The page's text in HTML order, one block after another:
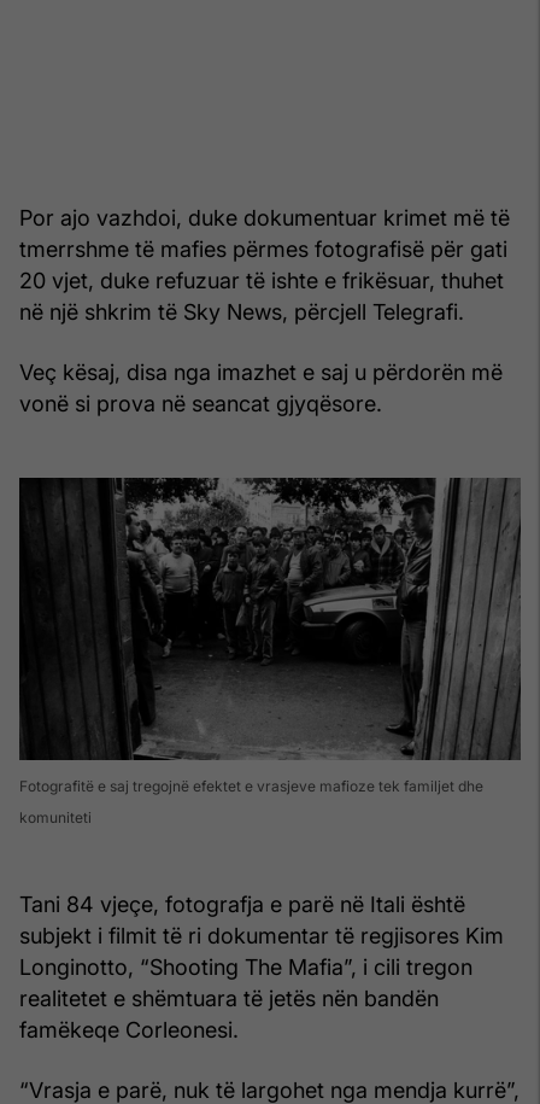
Por ajo vazhdoi, duke dokumentuar krimet më të
tmerrshme të mafies përmes fotografisë për gati
20 vjet, duke refuzuar të ishte e frikësuar, thuhet
në një shkrim të Sky News, përcjell Telegrafi.
Veç kësaj, disa nga imazhet e saj u përdorën më
vonë si prova në seancat gjyqësore.
Fotografitë e saj tregojnë efektet e vrasjeve mafioze tek familjet dhe
komuniteti
Tani 84 vjeçe, fotografja e parë në Itali është
subjekt i filmit të ri dokumentar të regjisores Kim
Longinotto, “Shooting The Mafia”, i cili tregon
realitetet e shëmtuara të jetës nën bandën
famëkeqe Corleonesi.
“Vrasja e parë, nuk të largohet nga mendja kurrë”,